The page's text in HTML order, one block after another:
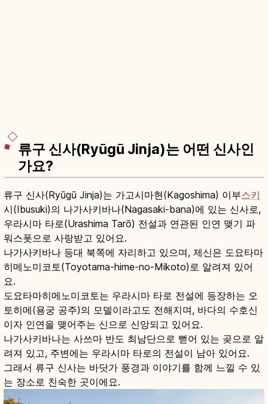
류구 신사(Ryūgū Jinja)는 어떤 신사인
가요?
류구 신사(Ryūgū Jinja)는 가고시마현(Kagoshima) 이부스키
시(Ibusuki)의 나가사키바나(Nagasaki-bana)에 있는 신사로,
우라시마 타로(Urashima Tarō) 전설과 연관된 인연 맺기 파
워스폿으로 사랑받고 있어요.
나가사키바나 등대 북쪽에 자리하고 있으며, 제신은 도요타마
히메노미코토(Toyotama-hime-no-Mikoto)로 알려져 있어
요.
도요타마히메노미코토는 우라시마 타로 전설에 등장하는 오
토히메(용궁 공주)의 모델이라고도 전해지며, 바다의 수호신
이자 인연을 맺어주는 신으로 신앙되고 있어요.
나가사키바나는 사쓰마 반도 최남단으로 뻗어 있는 곶으로 알
려져 있고, 주변에는 우라시마 타로의 전설이 남아 있어요.
그래서 류구 신사는 바닷가 풍경과 이야기를 함께 느낄 수 있
는 장소로 친숙한 곳이에요.